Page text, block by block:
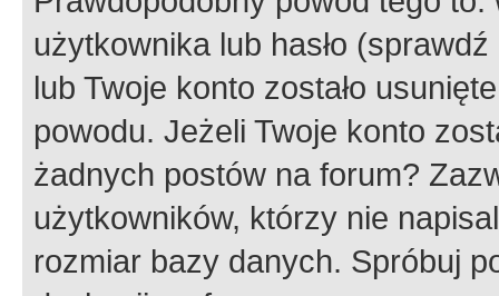
użytkownika lub hasło
lub Twoje konto zostało
powodu. Jeżeli Twoje konto
żadnych postów na forum?
użytkowników, którzy nie
rozmiar bazy danych. Spróbuj